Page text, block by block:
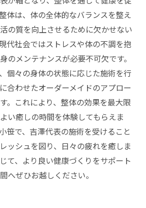
体は、体の全体的なバランスを整え
の質を向上させるために欠かせない
代社会ではストレスや体の不調を抱
のメンテナンスが必要不可欠です。
個々の身体の状態に応じた施術を行
合わせたオーダーメイドのアプロー
。これにより、整体の効果を最大限
い癒しの時間を体験してもらえま
笹で、吉澤代表の施術を受けること
ッシュを図り、日々の疲れを癒しま
て、より良い健康づくりをサポート
へぜひお越しください。